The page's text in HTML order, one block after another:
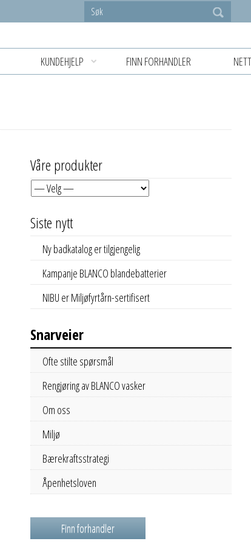
KUNDEHJELP FINN FORHANDLER
Våre produkter
Siste nytt
Ny badkatalog er tilgjengelig
Kampanje BLANCO blandebatterier
NIBU er Miljøfyrtårn-sertifisert
Snarveier
Ofte stilte spørsmål
Rengjøring av BLANCO vasker
Om oss
Miljø
Bærekraftsstrategi
Åpenhetsloven
Finn forhandler